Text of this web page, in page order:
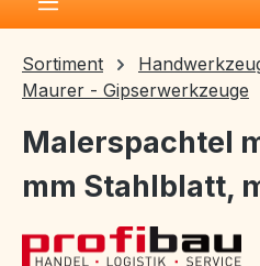
Sortiment
Maurer - Gipserwerkzeuge
Malerspachtel
mm Stahlblatt,